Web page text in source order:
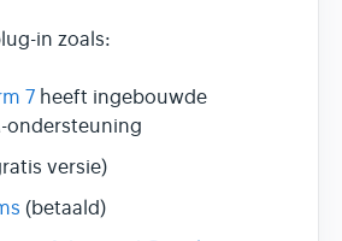
in zoals:
7 heeft ingebouwde
ondersteuning
versie)
(betaald)